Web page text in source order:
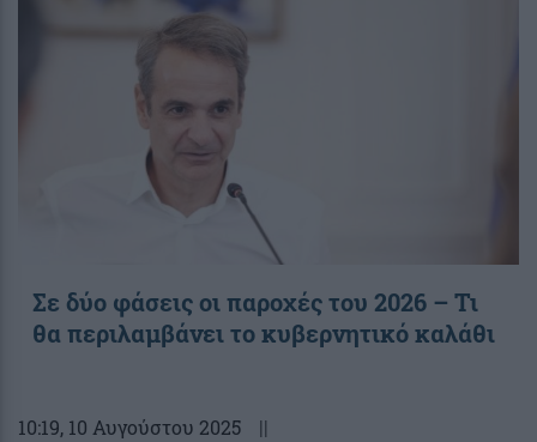
Σε δύο φάσεις οι παροχές του 2026 – Τι
θα περιλαμβάνει το κυβερνητικό καλάθι
10:19, 10 Αυγούστου 2025 ||